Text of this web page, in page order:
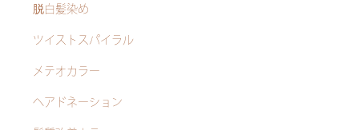
脱白髪染め
ツイストスパイラル
メテオカラー
ヘアドネーション